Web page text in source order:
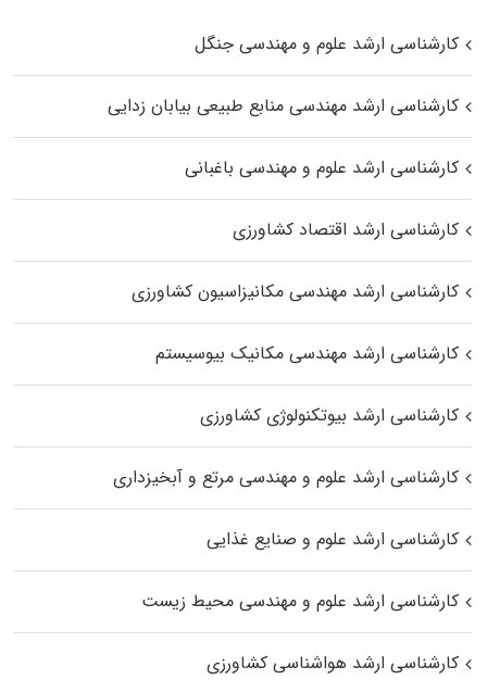
کارشناسی ارشد علوم و مهندسی جنگل
کارشناسی ارشد مهندسی منابع طبیعی بیابان زدایی
کارشناسی ارشد علوم و مهندسی باغبانی
کارشناسی ارشد اقتصاد کشاورزی
کارشناسی ارشد مهندسی مکانیزاسیون کشاورزی
کارشناسی ارشد مهندسی مکانیک بیوسیستم
کارشناسی ارشد بیوتکنولوژی کشاورزی
کارشناسی ارشد علوم و مهندسی مرتع و آبخیزداری
کارشناسی ارشد علوم و صنایع غذایی
کارشناسی ارشد علوم و مهندسی محیط زیست
کارشناسی ارشد هواشناسی کشاورزی